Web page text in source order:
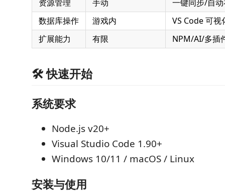
资源管理
手动
一键同步/自
数据库操作
游戏内
VS Code 可视
扩展能力
有限 NPM/AI/多插
🛠️ 快速开始
系统要求
Node.js v20+
Visual Studio Code 1.90+
Windows 10/11 / macOS / Linux
安装与使用